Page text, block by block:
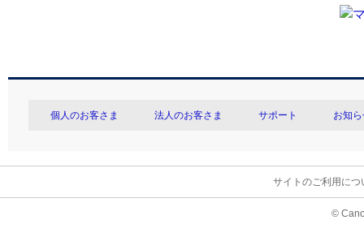
個人のお客さま 法人のお客さま サポート お知
サイトのご利用につ
©